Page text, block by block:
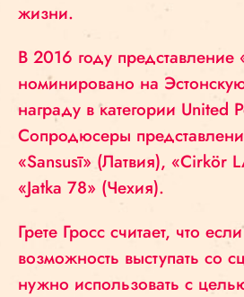
жизни.
В 2016 году
номинировано на
награду в категории United
Сопродюсеры
«Sansusī» (Латвия), «Cirkör
«Jatka 78» (Чехия).
Грете Гросс считает, что
возможность выступать со
нужно использовать с